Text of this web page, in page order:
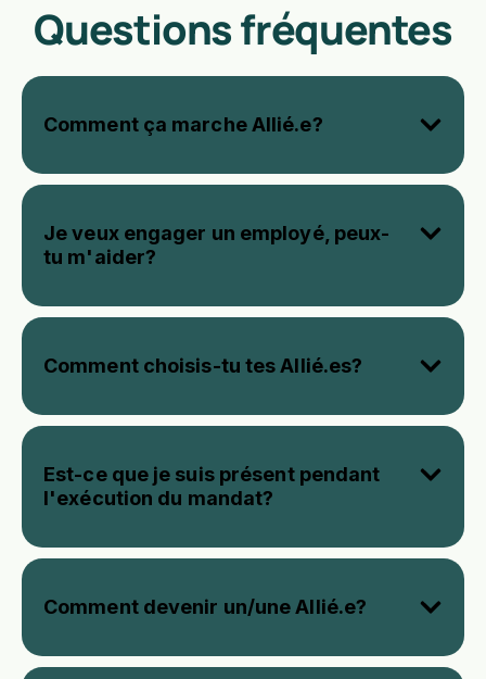
Questions fréquentes
Comment ça marche Allié.e?
Je veux engager un employé, peux-
tu m'aider?
Comment choisis-tu tes Allié.es?
Est-ce que je suis présent pendant
l'exécution du mandat?
Comment devenir un/une Allié.e?